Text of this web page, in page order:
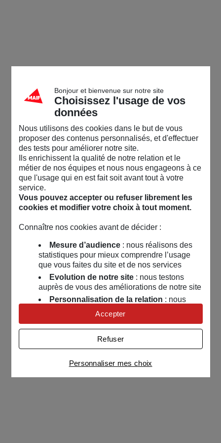
Bonjour et bienvenue sur notre site
Choisissez l'usage de vos
données
Nous utilisons des cookies dans le but de vous
proposer des contenus personnalisés, et d'effectuer
des tests pour améliorer notre site.
Ils enrichissent la qualité de notre relation et le
métier de nos équipes et nous nous engageons à ce
que l'usage qui en est fait soit avant tout à votre
service.
Vous pouvez accepter ou refuser librement les
cookies et modifier votre choix à tout moment.
Connaître nos cookies avant de décider :
Mesure d’audience: nous réalisons des
statistiques pour mieux comprendre l’usage
que vous faites du site et de nos services
Evolution de notre site: nous testons
auprès de vous des améliorations de notre site
Personnalisation de la relation : nous
nous servons de cookies pour adapter nos
contenus et personnaliser nos offres
Univers publicitaire: nous utilisons avec
nos partenaires des cookies pour afficher des
publicités personnalisées
Connaître notre politique cookies et la liste de nos
partenaires
Personnaliser mes choix
Refuser
Accepter